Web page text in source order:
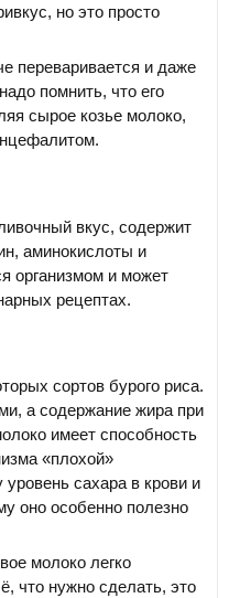
но это просто
переваривается и даже
помнить, что его
сырое козье молоко,
вкус, содержит
аминокислоты и
организмом и может
рецептах.
сортов бурого риса.
а содержание жира при
имеет способность
«плохой»
сахара в крови и
оно особенно полезно
молоко легко
что нужно сделать, это